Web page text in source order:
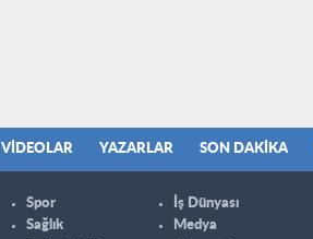
VIDEOLAR YAZARLAR SON DAKIKA
Spor
Sağlık
İş Dünyası
Medya